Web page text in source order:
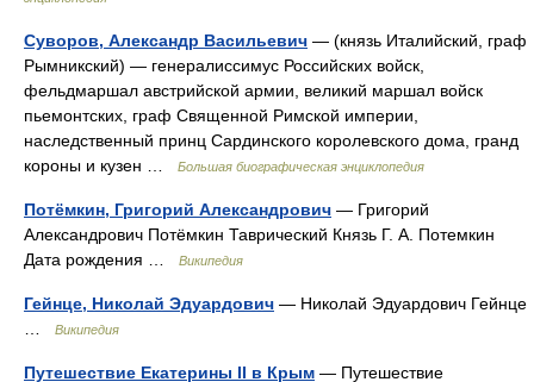
Суворов, Александр Васильевич — (князь Италийский, граф
Рымникский) — генералиссимус Российских войск,
фельдмаршал австрийской армии, великий маршал войск
пьемонтских, граф Священной Римской империи,
наследственный принц Сардинского королевского дома, гранд
короны и кузен …
Большая биографическая энциклопедия
Потёмкин, Григорий Александрович — Григорий
Александрович Потёмкин Таврический Князь Г. А. Потемкин
Дата рождения …
Википедия
Гейнце, Николай Эдуардович — Николай Эдуардович Гейнце
Википедия
Путешествие Екатерины II в Крым — Путешествие